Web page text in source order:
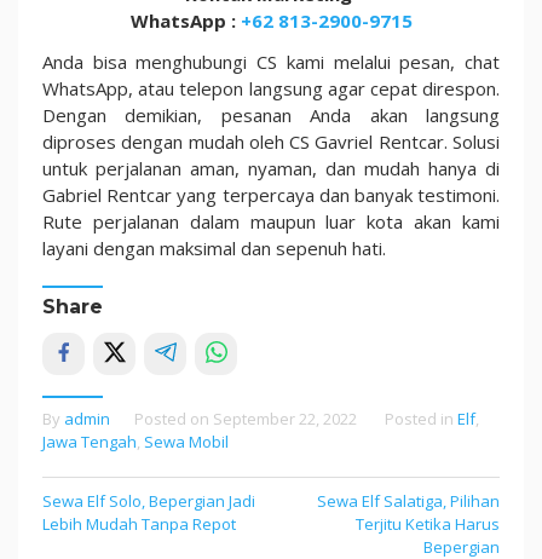
WhatsApp : +62 813-2900-9715
Anda bisa menghubungi CS kami melalui pesan, chat
WhatsApp, atau telepon langsung agar cepat direspon.
Dengan demikian, pesanan Anda akan langsung
diproses dengan mudah oleh CS Gavriel Rentcar. Solusi
untuk perjalanan aman, nyaman, dan mudah hanya di
Gabriel Rentcar yang terpercaya dan banyak testimoni.
Rute perjalanan dalam maupun luar kota akan kami
layani dengan maksimal dan sepenuh hati.
Share
By admin Posted on September 22, 2022 Posted in Elf,
Jawa Tengah Sewa Mobil
Post
navigation
Sewa Elf Solo, Bepergian Jadi
Lebih Mudah Tanpa Repot
Sewa Elf Salatiga, Pilihan
Terjitu Ketika Harus
Bepergian